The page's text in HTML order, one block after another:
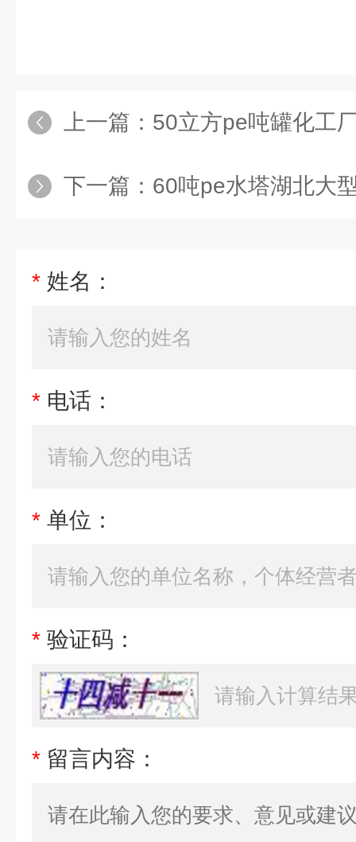
上一篇： 50立方pe吨罐化工厂50吨污水
下一篇： 60吨pe水塔湖北大型PE塑料
* 姓名：
* 电话：
* 单位：
* 验证码：
* 留言内容：